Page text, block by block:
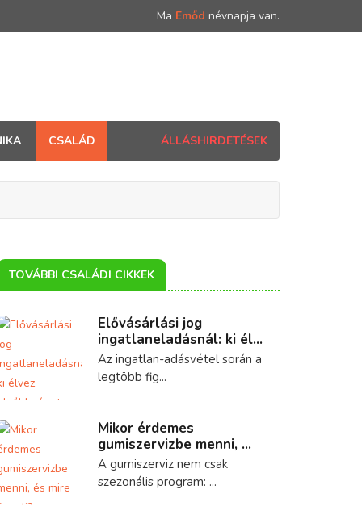
Ma Emőd névnapja van.
CSALÁD ÁLLÁSHIRDETÉSEK
TOVÁBBI CSALÁDI CIKKEK
Elővásárlási jog
ingatlaneladásnál: ki él...
Az ingatlan-adásvétel során a
legtöbb fig...
Mikor érdemes
gumiszervizbe menni, ...
A gumiszerviz nem csak
szezonális program: ...